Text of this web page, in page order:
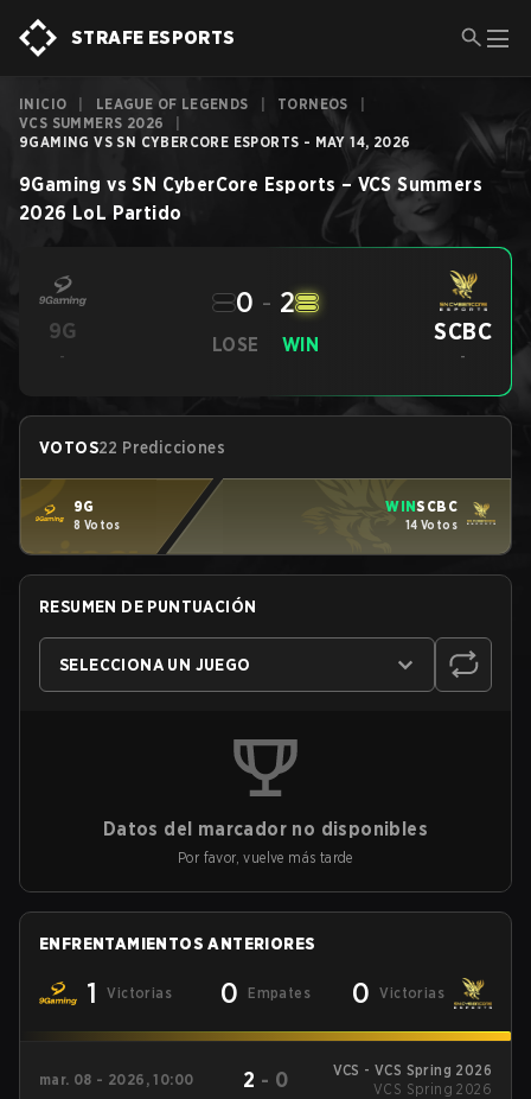
STRAFE ESPORTS
INICIO LEAGUE OF LEGENDS TORNEOS
VCS SUMMERS 2026
9GAMING VS SN CYBERCORE ESPORTS - MAY 14, 2026
9Gaming vs SN CyberCore Esports – VCS Summers
2026 LoL Partido
9G
-
LOSE
0 - 2
WIN SCBC
-
VOTOS22 Predicciones
9G
8 Votos
WINSCBC
14 Votos
RESUMEN DE PUNTUACIÓN
SELECCIONA UN JUEGO
Datos del marcador no disponibles
Por favor, vuelve más tarde
ENFRENTAMIENTOS ANTERIORES
1 Victorias 0 Empates 0 Victorias
mar. 08 - 2026, 10:00 2 - 0
VCS - VCS Spring 2026
VCS Spring 2026